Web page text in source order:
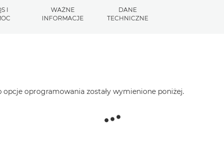
I
WAŻNE
INFORMACJE
DANE
TECHNICZNE
oprogramowania zostały wymienione poniżej.